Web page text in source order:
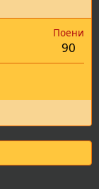
Поени
90